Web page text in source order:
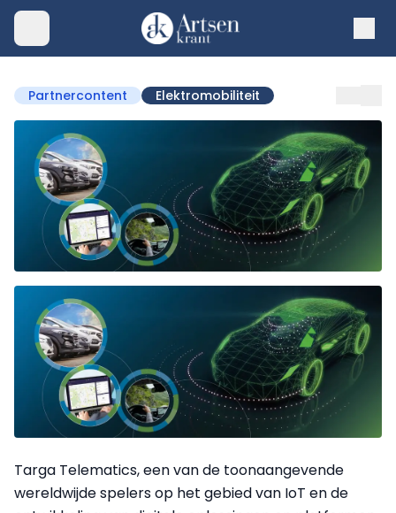
Partnercontent Elektromobiliteit
Targa Telematics, een van de toonaangevende
wereldwijde spelers op het gebied van IoT en de